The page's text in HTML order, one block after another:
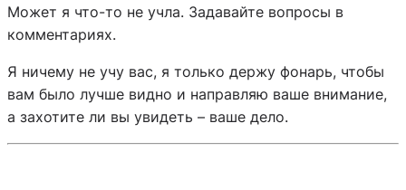
Может я что-то не учла. Задавайте вопросы в
комментариях.
Я ничему не учу вас, я только держу фонарь, чтобы
вам было лучше видно и направляю ваше внимание,
а захотите ли вы увидеть – ваше дело.